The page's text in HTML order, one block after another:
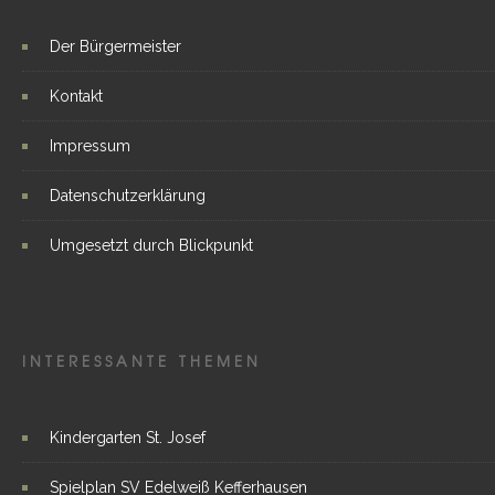
Der Bürgermeister
Kontakt
Impressum
Datenschutzerklärung
Umgesetzt durch Blickpunkt
INTERESSANTE THEMEN
Kindergarten St. Josef
Spielplan SV Edelweiß Kefferhausen